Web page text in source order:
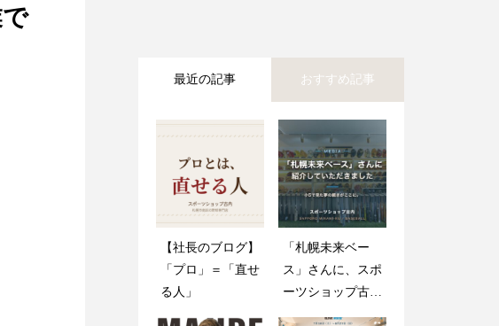
最近の記事 おすすめ記事
【社長のブログ】
「プロ」＝「直せ
る人」
「札幌未来ベー
ス」さんに、スポ
ーツショップ古内
を紹介していただ
創業感謝祭2025開
催のお知らせ
木製バットが折れ
ても心配しない
で！